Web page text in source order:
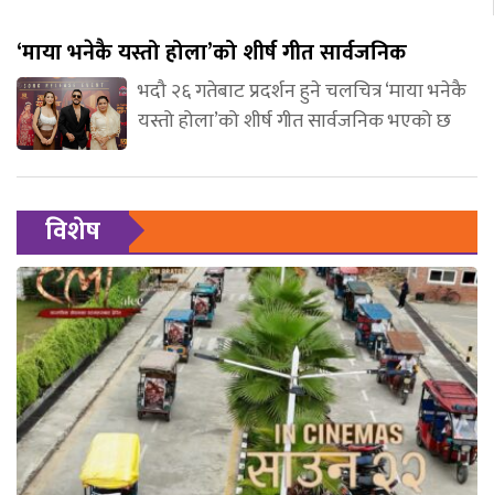
‘माया भनेकै यस्तो होला’को शीर्ष गीत सार्वजनिक
भदौ २६ गतेबाट प्रदर्शन हुने चलचित्र ‘माया भनेकै
यस्तो होला’को शीर्ष गीत सार्वजनिक भएको छ
विशेष